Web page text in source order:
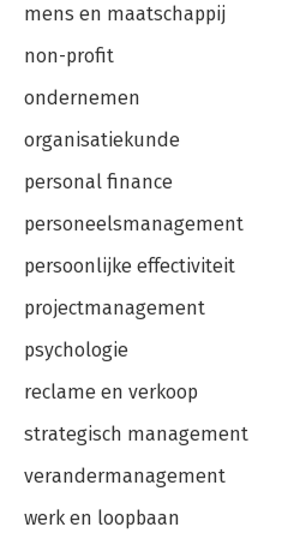
mens en maatschappij
non-profit
ondernemen
organisatiekunde
personal finance
personeelsmanagement
persoonlijke effectiviteit
projectmanagement
psychologie
reclame en verkoop
strategisch management
verandermanagement
werk en loopbaan